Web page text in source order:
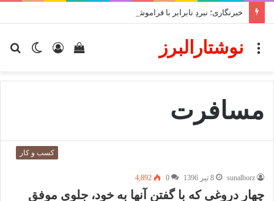
خبرنگاری؛ نبردِ نابرابر با فراموشی و سکوت
تغییر
ورود
دیدن
خرید
نوشتارالبرزمنو
مسافرت
کسب و کار
sunalborz 8 تیر 1396 0
4,892
چهار دروغی که با گفتن آنها به خود، جلوی موفق